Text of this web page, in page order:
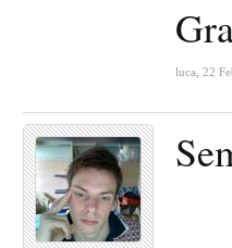
luca 22